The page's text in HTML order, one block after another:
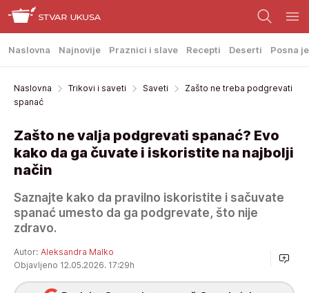
Naslovna Najnovije Praznici i slave Recepti Deserti Posna
Naslovna Trikovi i saveti Saveti
Zašto ne treba podgrevati
spanać
Zašto ne valja podgrevati spanać? Evo
kako da ga čuvate i iskoristite na najbolji
način
Saznajte kako da pravilno iskoristite i sačuvate
spanać umesto da ga podgrevate, što nije
zdravo.
Autor: Aleksandra Malko
Objavljeno 12.05.2026. 17:29h